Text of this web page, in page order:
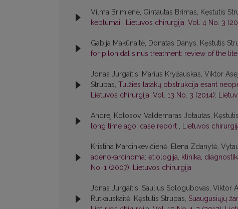
Vilma Brimienė, Gintautas Brimas, Kęstutis
keblumai , Lietuvos chirurgija: Vol. 4 No. 3
Gabija Makūnaitė, Donatas Danys, Kęstutis
for pilonidal sinus treatment: review of the
Jonas Jurgaitis, Marius Kryžauskas, Viktor
Strupas, Tulžies latakų obstrukcija esant
Lietuvos chirurgija: Vol. 13 No. 3 (2014):
Andrej Kolosov, Valdemaras Jotautas,
long time ago: case report , Lietuvos
Kristina Marcinkevičienė, Elena Zdanytė,
adenokarcinoma: etiologija, klinika,
No. 1 (2007): Lietuvos chirurgija
Jonas Jurgaitis, Saulius Sologubovas, Viktor
Rutkauskaitė, Kęstutis Strupas, Suaugusiųjų